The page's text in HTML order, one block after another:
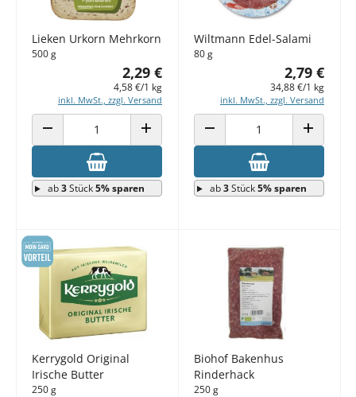
Lieken Urkorn Mehrkorn
500 g
2,29 €
4,58 €/1 kg
inkl. MwSt., zzgl. Versand
ANZAHL VERRINGERN ANZAHL ERHÖHEN
ab3Stück5% sparen
Wiltmann Edel-Salami
80 g
2,79 €
34,88 €/1 kg
inkl. MwSt., zzgl. Versand
ANZAHL VERRINGERN ANZAHL
ab3Stück5% sparen
Kerrygold Original
Irische Butter
250 g
Biohof Bakenhus
Rinderhack
250 g